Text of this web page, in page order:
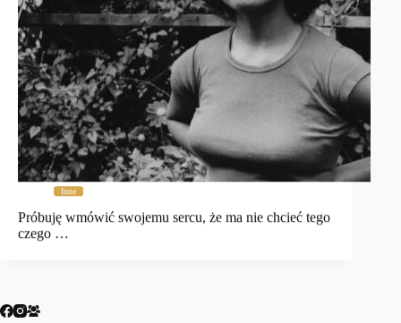
Inne
Próbuję wmówić swojemu sercu, że ma nie chcieć tego
czego …